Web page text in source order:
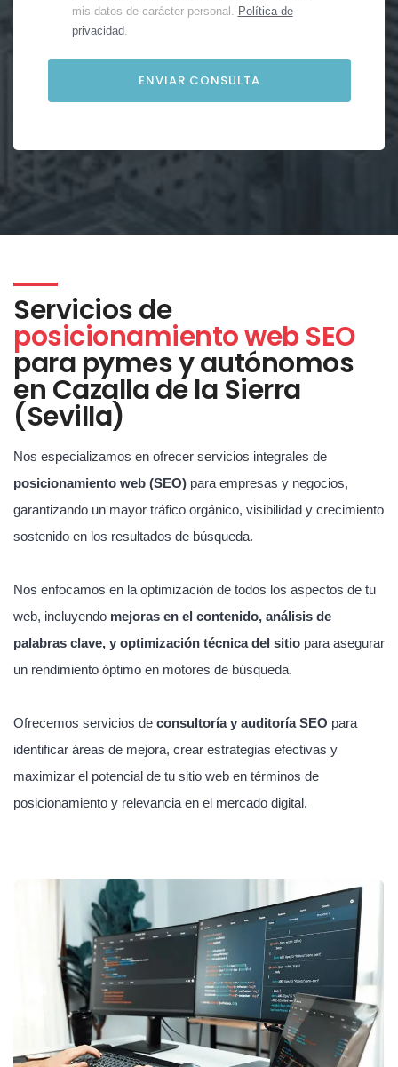
mis datos de carácter personal. Política de
privacidad.
Servicios de
posicionamiento web SEO
para pymes y autónomos
en Cazalla de la Sierra
(Sevilla)
Nos especializamos en ofrecer servicios integrales de
posicionamiento web (SEO) para empresas y negocios,
garantizando un mayor tráfico orgánico, visibilidad y crecimiento
sostenido en los resultados de búsqueda.
Nos enfocamos en la optimización de todos los aspectos de tu
web, incluyendo mejoras en el contenido, análisis de
palabras clave, y optimización técnica del sitio para asegurar
un rendimiento óptimo en motores de búsqueda.
Ofrecemos servicios de consultoría y auditoría SEO para
identificar áreas de mejora, crear estrategias efectivas y
maximizar el potencial de tu sitio web en términos de
posicionamiento y relevancia en el mercado digital.